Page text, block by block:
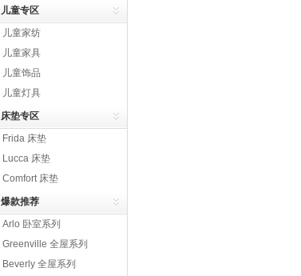
儿童专区
儿童家纺
儿童家具
儿童饰品
儿童灯具
床垫专区
Frida 床垫
Lucca 床垫
Comfort 床垫
爆款推荐
Arlo 卧室系列
Greenville 全屋系列
Beverly 全屋系列